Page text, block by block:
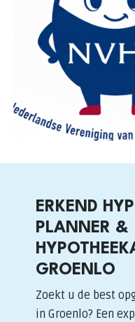
ERKEND
PLANNER &
GROENLO
Zoekt u de best
in Groenlo? Een